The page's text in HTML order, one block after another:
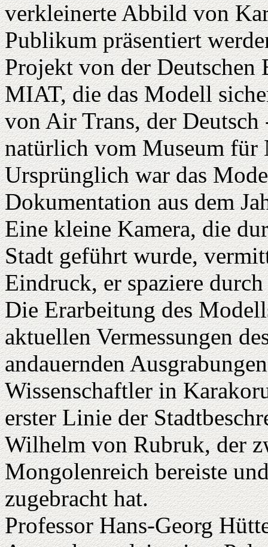
verkleinerte Abbild von
Publikum präsentiert
Projekt von der Deutschen
MIAT, die das Modell
von Air Trans, der
natürlich vom Museum für
Ursprünglich war das
Dokumentation aus dem
Eine kleine Kamera, die
Stadt geführt wurde,
Eindruck, er spaziere
Die Erarbeitung des
aktuellen Vermessungen
andauernden
Wissenschaftler in
erster Linie der
Wilhelm von Rubruk, der
Mongolenreich bereiste
zugebracht hat.
Professor Hans-Georg